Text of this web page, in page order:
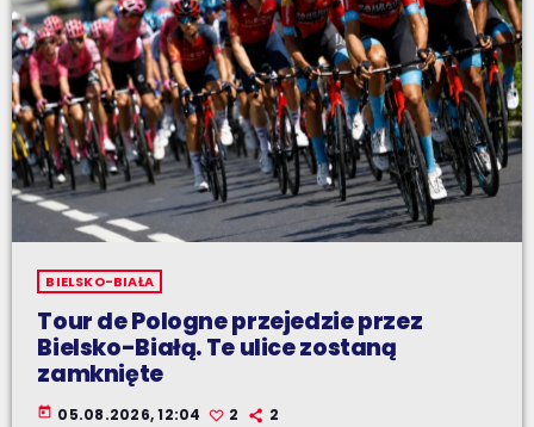
BIELSKO-BIAŁA
Tour de Pologne przejedzie przez
Bielsko-Białą. Te ulice zostaną
zamknięte
today 05.08.2026, 12:04 2 2